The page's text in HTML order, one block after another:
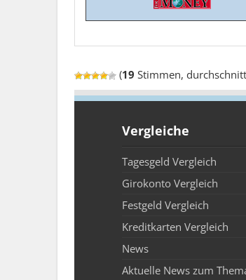
(19 Stimmen,
Vergleiche
Tagesgeld Vergleich
Girokonto Vergleich
Festgeld Vergleich
Kreditkarten Vergleich
News
Aktuelle News zum